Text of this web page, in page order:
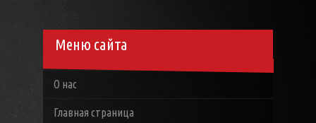
Меню сайта
О нас
Главная страница